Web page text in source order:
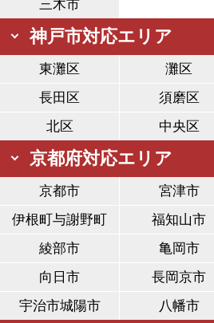
三木市
神戸市対応エリア
東灘区 灘区
長田区
須磨区
北区
中央区
京都府対応エリア
京都市 宮津市
伊根町与謝野町
福知山市
綾部市
亀岡市
向日市
長岡京市
宇治市城陽市
八幡市